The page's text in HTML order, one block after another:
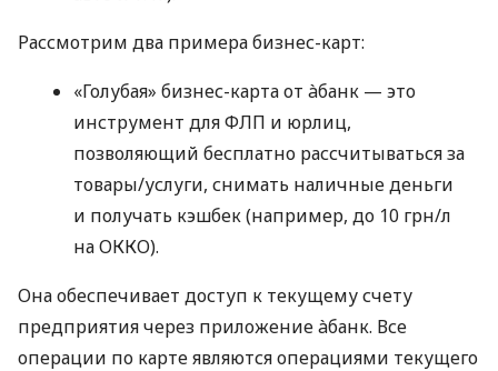
Рассмотрим два примера бизнес-карт:
«Голубая» бизнес-карта от àбанк — это
инструмент для ФЛП и юрлиц,
позволяющий бесплатно рассчитываться за
товары/услуги, снимать наличные деньги
и получать кэшбек (например, до 10 грн/л
на ОККО).
Она обеспечивает доступ к текущему счету
предприятия через приложение àбанк. Все
операции по карте являются операциями текущего